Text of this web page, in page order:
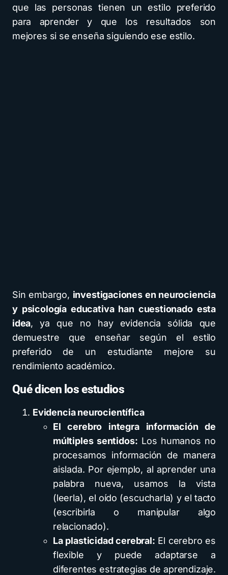
que las personas tienen un estilo preferido
para aprender y que los resultados son
mejores si se enseña siguiendo ese estilo.
Sin embargo, investigaciones en neurociencia
y psicología educativa han cuestionado esta
idea, ya que no hay evidencia sólida que
demuestre que enseñar según el estilo
preferido de un estudiante mejore su
rendimiento académico.
Qué dicen los estudios
Evidencia neurocientífica
El cerebro integra información de
múltiples sentidos: Los humanos no
procesamos información de manera
aislada. Por ejemplo, al aprender una
palabra nueva, usamos la vista
(leerla), el oído (escucharla) y el tacto
(escribirla o manipular algo
relacionado).
La plasticidad cerebral: El cerebro es
flexible y puede adaptarse a
diferentes estrategias de aprendizaje.